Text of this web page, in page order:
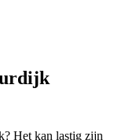
Het kan lastig zijn